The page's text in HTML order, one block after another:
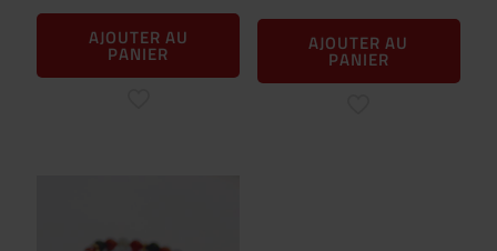
AJOUTER AU
PANIER AJOUTER AU
PANIER